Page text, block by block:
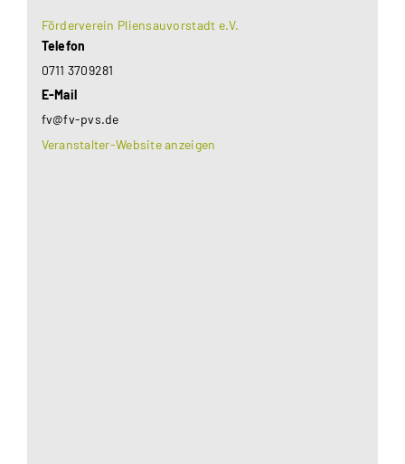
Förderverein Pliensauvorstadt e.V.
Telefon
0711 3709281
E-Mail
fv@fv-pvs.de
Veranstalter-Website anzeigen